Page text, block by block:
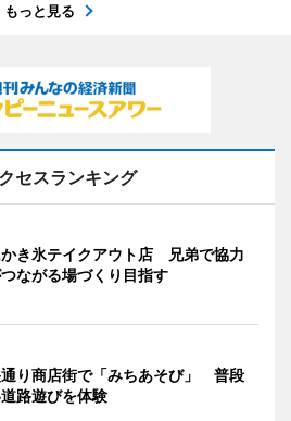
もっと見る
セスランキング
かき氷テイクアウト店 兄弟で協力
ながる場づくり目指す
通り商店街で「みちあそび」 普段
路遊びを体験